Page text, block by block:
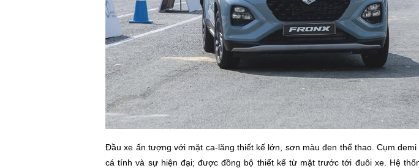
Đầu xe ấn tượng với mặt ca-lăng thiết kế lớn, sơn màu đen thể thao. Cụm
cá tính và sự hiện đại; được đồng bộ thiết kế từ mặt trước tới đuôi xe. Hệ